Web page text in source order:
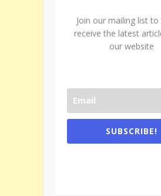
Join our mailing list
receive the latest
our website
SUBSCRIBE!